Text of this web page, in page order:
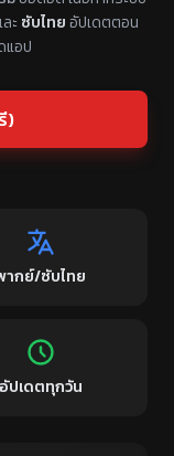
ะ ซับไทยอัปเดตตอน
แอป
)
ากย์/ซับไทย
อัปเดตทุกวัน